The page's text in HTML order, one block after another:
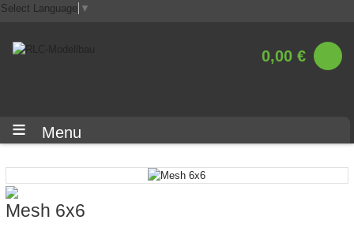
Select Language ▼
0,00 €
Menu
Mesh 6x6